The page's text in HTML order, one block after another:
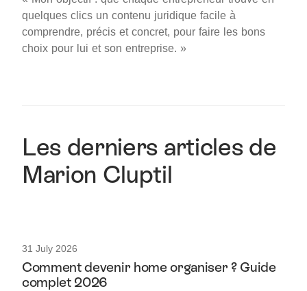
quelques clics un contenu juridique facile à
comprendre, précis et concret, pour faire les bons
choix pour lui et son entreprise. »
Les derniers articles de
Marion Cluptil
31 July 2026
Comment devenir home organiser ? Guide
complet 2026